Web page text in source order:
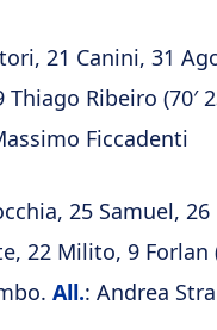
21 Canini, 31
Ribeiro (70′
Ficcadenti
25 Samuel,
22 Milito, 9 Forlan
All.: Andrea